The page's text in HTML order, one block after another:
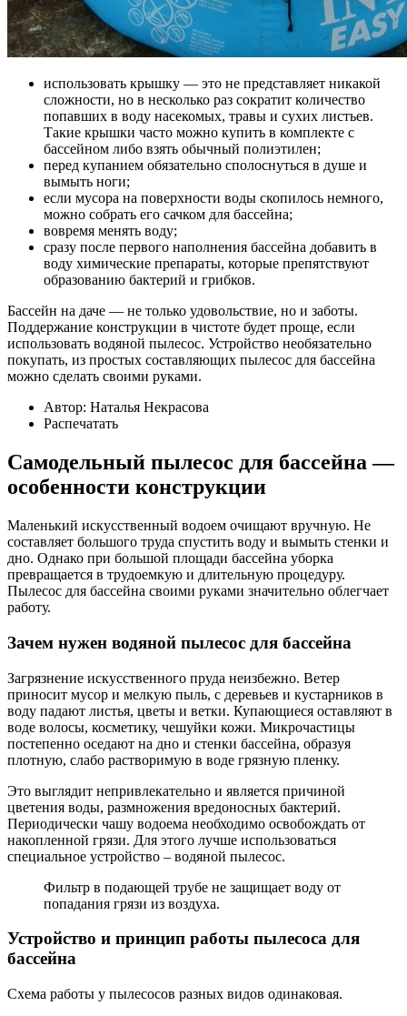
использовать крышку — это не представляет никакой
сложности, но в несколько раз сократит количество
попавших в воду насекомых, травы и сухих листьев.
Такие крышки часто можно купить в комплекте с
бассейном либо взять обычный полиэтилен;
перед купанием обязательно сполоснуться в душе и
вымыть ноги;
если мусора на поверхности воды скопилось немного,
можно собрать его сачком для бассейна;
вовремя менять воду;
сразу после первого наполнения бассейна добавить в
воду химические препараты, которые препятствуют
образованию бактерий и грибков.
Бассейн на даче — не только удовольствие, но и заботы.
Поддержание конструкции в чистоте будет проще, если
использовать водяной пылесос. Устройство необязательно
покупать, из простых составляющих пылесос для бассейна
можно сделать своими руками.
Автор: Наталья Некрасова
Распечатать
Самодельный пылесос для бассейна —
особенности конструкции
Маленький искусственный водоем очищают вручную. Не
составляет большого труда спустить воду и вымыть стенки и
дно. Однако при большой площади бассейна уборка
превращается в трудоемкую и длительную процедуру.
Пылесос для бассейна своими руками значительно облегчает
работу.
Зачем нужен водяной пылесос для бассейна
Загрязнение искусственного пруда неизбежно. Ветер
приносит мусор и мелкую пыль, с деревьев и кустарников в
воду падают листья, цветы и ветки. Купающиеся оставляют в
воде волосы, косметику, чешуйки кожи. Микрочастицы
постепенно оседают на дно и стенки бассейна, образуя
плотную, слабо растворимую в воде грязную пленку.
Это выглядит непривлекательно и является причиной
цветения воды, размножения вредоносных бактерий.
Периодически чашу водоема необходимо освобождать от
накопленной грязи. Для этого лучше использоваться
специальное устройство – водяной пылесос.
Фильтр в подающей трубе не защищает воду от
попадания грязи из воздуха.
Устройство и принцип работы пылесоса для
бассейна
Схема работы у пылесосов разных видов одинаковая.